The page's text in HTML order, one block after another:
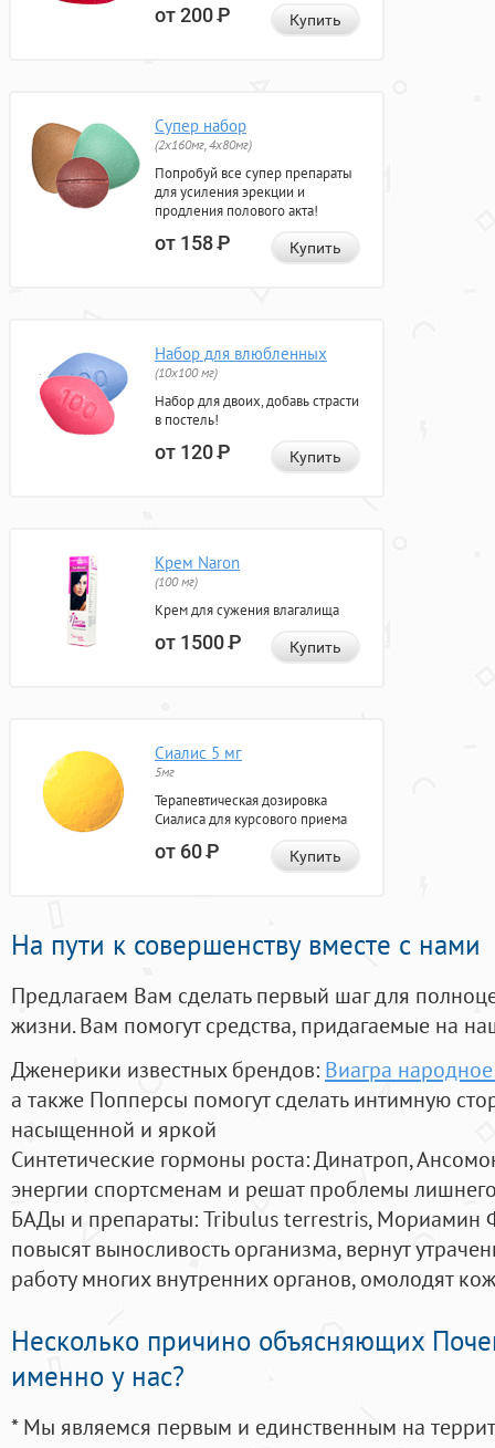
от 200Р Купить
Супер набор
(2х160мг, 4х80мг)
Попробуй все супер препараты
для усиления эрекции и
продления полового акта!
от 158Р Купить
Набор для влюбленных
(10х100 мг)
Набор для двоих, добавь страсти
в постель!
от 120Р Купить
Крем Naron
(100 мг)
Крем для сужения влагалища
от 1500Р Купить
Сиалис 5 мг
5мг
Терапевтическая дозировка
Сиалиса для курсового приема
от 60Р Купить
На пути к совершенству вместе с нами
Предлагаем Вам сделать первый шаг для
жизни. Вам помогут средства, придагаемые на
Дженерики известных брендов: Виагра
а также Попперсы помогут сделать интимную
насыщенной и яркой
Синтетические гормоны роста: Динатроп,
энергии спортсменам и решат проблемы
БАДы и препараты:Tribulus terrestris, Мориамин
повысят выносливость организма, вернут
работу многих внутренних органов, омолодят
Несколько причино объясняющих
именно у нас?
* Мы являемся первым и единственным на